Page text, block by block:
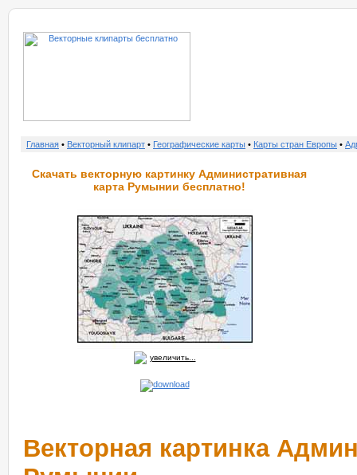
Главная • Векторный клипарт • Географические карты • Карты стран Европы •
Скачать векторную картинку Административная
карта Румынии бесплатно!
увеличить...
Векторная картинка